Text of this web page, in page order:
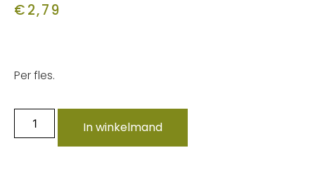
€2,79
Per fles.
In winkelmand